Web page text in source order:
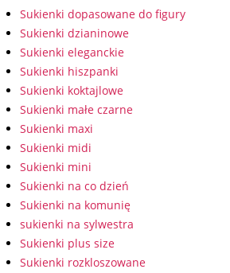
Sukienki dopasowane do figury
Sukienki dzianinowe
Sukienki eleganckie
Sukienki hiszpanki
Sukienki koktajlowe
Sukienki małe czarne
Sukienki maxi
Sukienki midi
Sukienki mini
Sukienki na co dzień
Sukienki na komunię
sukienki na sylwestra
Sukienki plus size
Sukienki rozkloszowane